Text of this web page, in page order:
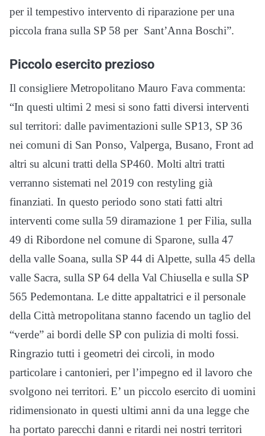
per il tempestivo intervento di riparazione per una
piccola frana sulla SP 58 per Sant’Anna Boschi”.
Piccolo esercito prezioso
Il consigliere Metropolitano Mauro Fava commenta:
“In questi ultimi 2 mesi si sono fatti diversi interventi
sul territori: dalle pavimentazioni sulle SP13, SP 36
nei comuni di San Ponso, Valperga, Busano, Front ad
altri su alcuni tratti della SP460. Molti altri tratti
verranno sistemati nel 2019 con restyling già
finanziati. In questo periodo sono stati fatti altri
interventi come sulla 59 diramazione 1 per Filia, sulla
49 di Ribordone nel comune di Sparone, sulla 47
della valle Soana, sulla SP 44 di Alpette, sulla 45 della
valle Sacra, sulla SP 64 della Val Chiusella e sulla SP
565 Pedemontana. Le ditte appaltatrici e il personale
della Città metropolitana stanno facendo un taglio del
“verde” ai bordi delle SP con pulizia di molti fossi.
Ringrazio tutti i geometri dei circoli, in modo
particolare i cantonieri, per l’impegno ed il lavoro che
svolgono nei territori. E’ un piccolo esercito di uomini
ridimensionato in questi ultimi anni da una legge che
ha portato parecchi danni e ritardi nei nostri territori